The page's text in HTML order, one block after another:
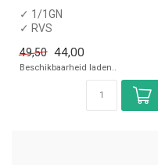
✓ 1/1GN
✓ RVS
brandpastahouders
49,50 44,00
Beschikbaarheid laden..